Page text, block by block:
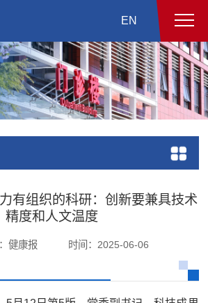
EN
有组织的科研：创新要兼具技术
精度和人文温度
健康报
时间：2025-06-06